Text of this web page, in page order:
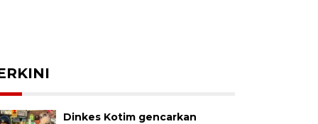
Dinkes Kotim gencarkan